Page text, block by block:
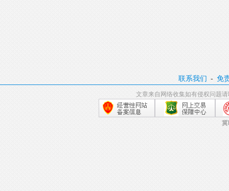
联系我们 -免
文章来自网络收集如有侵权问题